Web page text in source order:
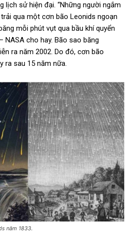
lịch sử hiện đại. “Những người ngắm
qua một cơn bão Leonids ngoạn
mỗi phút vụt qua bầu khí quyển
NASA cho hay. Bão sao băng
ra năm 2002. Do đó, cơn bão
ra sau 15 năm nữa.
năm 1833.